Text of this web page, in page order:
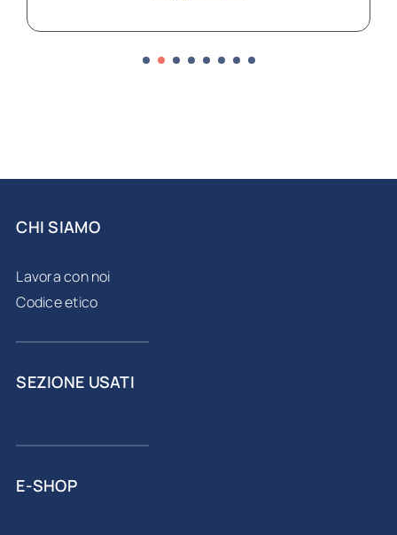
CHI SIAMO
Lavora con noi
Codice etico
SEZIONE USATI
E-SHOP